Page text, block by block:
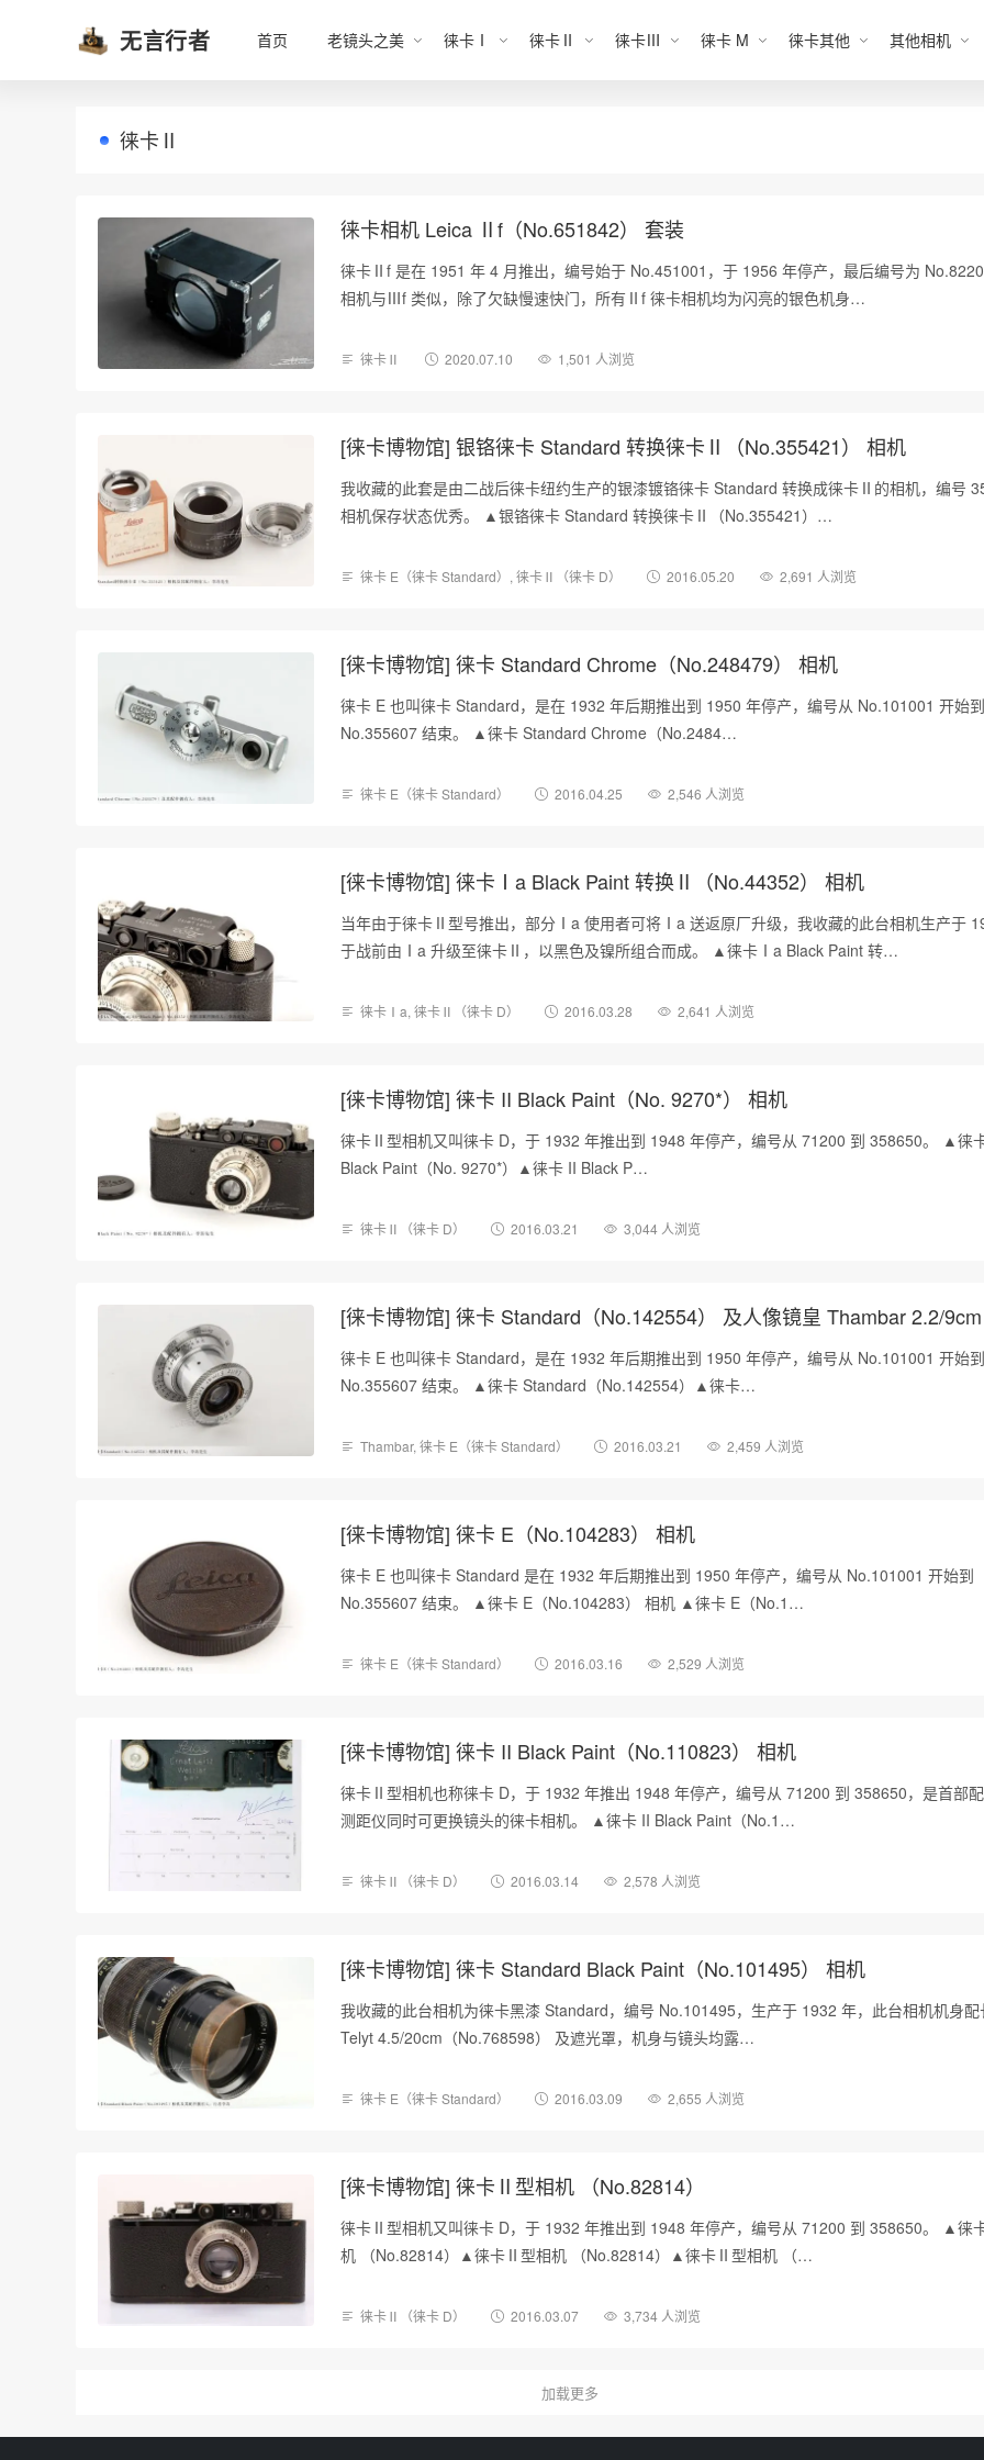
无言行者 首页 老镜头之美 徕卡Ⅰ 徕卡Ⅱ 徕卡Ⅲ 徕卡 M 徕卡其他 其他相机
徕卡Ⅱ
徕卡相机 Leica Ⅱf（No.651842） 套装
徕卡Ⅱf 是在 1951 年 4 月推出，编号始于 No.451001，于 1956 年停产，最后编号为
相机与Ⅲf 类似，除了欠缺慢速快门，所有Ⅱf 徕卡相机均为闪亮的银色机身…
徕卡Ⅱ 2020.07.10 1,501 人浏览
[徕卡博物馆] 银铬徕卡 Standard 转换徕卡Ⅱ（No.355421） 相机
我收藏的此套是由二战后徕卡纽约生产的银漆镀铬徕卡 Standard 转换成徕卡Ⅱ的相机，编号
相机保存状态优秀。 ▲银铬徕卡 Standard 转换徕卡Ⅱ（No.355421）…
徕卡 E（徕卡 Standard） ,徕卡Ⅱ（徕卡 D） 2016.05.20 2,691 人浏览
[徕卡博物馆] 徕卡 Standard Chrome（No.248479） 相机
徕卡 E 也叫徕卡 Standard，是在 1932 年后期推出到 1950 年停产，编号从 No.101001 开始
No.355607 结束。 ▲徕卡 Standard Chrome（No.2484…
徕卡 E（徕卡 Standard） 2016.04.25 2,546 人浏览
[徕卡博物馆] 徕卡Ⅰa Black Paint 转换Ⅱ（No.44352） 相机
当年由于徕卡Ⅱ型号推出，部分Ⅰa 使用者可将Ⅰa 送返原厂升级，我收藏的此台相机生产于
于战前由Ⅰa 升级至徕卡Ⅱ，以黑色及镍所组合而成。 ▲徕卡Ⅰa Black Paint 转…
徕卡Ⅰa,徕卡Ⅱ（徕卡 D） 2016.03.28 2,641 人浏览
[徕卡博物馆] 徕卡 II Black Paint（No. 9270*） 相机
徕卡Ⅱ型相机又叫徕卡 D，于 1932 年推出到 1948 年停产，编号从 71200 到 358650。 ▲徕
Black Paint（No. 9270*）▲徕卡 II Black P…
徕卡Ⅱ（徕卡 D） 2016.03.21 3,044 人浏览
[徕卡博物馆] 徕卡 Standard（No.142554） 及人像镜皇 Thambar 2.2/9cm
徕卡 E 也叫徕卡 Standard，是在 1932 年后期推出到 1950 年停产，编号从 No.101001 开始
No.355607 结束。 ▲徕卡 Standard（No.142554）▲徕卡…
Thambar,徕卡 E（徕卡 Standard） 2016.03.21 2,459 人浏览
[徕卡博物馆] 徕卡 E（No.104283） 相机
徕卡 E 也叫徕卡 Standard 是在 1932 年后期推出到 1950 年停产，编号从 No.101001 开始到
No.355607 结束。 ▲徕卡 E（No.104283） 相机 ▲徕卡 E（No.1…
徕卡 E（徕卡 Standard） 2016.03.16 2,529 人浏览
[徕卡博物馆] 徕卡 II Black Paint（No.110823） 相机
徕卡Ⅱ型相机也称徕卡 D，于 1932 年推出 1948 年停产，编号从 71200 到 358650，是首部
测距仪同时可更换镜头的徕卡相机。 ▲徕卡 II Black Paint（No.1…
徕卡Ⅱ（徕卡 D） 2016.03.14 2,578 人浏览
[徕卡博物馆] 徕卡 Standard Black Paint（No.101495） 相机
我收藏的此台相机为徕卡黑漆 Standard，编号 No.101495，生产于 1932 年，此台相机机身配
Telyt 4.5/20cm（No.768598） 及遮光罩，机身与镜头均露…
徕卡 E（徕卡 Standard） 2016.03.09 2,655 人浏览
[徕卡博物馆] 徕卡Ⅱ型相机 （No.82814）
徕卡Ⅱ型相机又叫徕卡 D，于 1932 年推出到 1948 年停产，编号从 71200 到 358650。 ▲徕
机 （No.82814）▲徕卡Ⅱ型相机 （No.82814）▲徕卡Ⅱ型相机 （…
徕卡Ⅱ（徕卡 D） 2016.03.07 3,734 人浏览
加载更多